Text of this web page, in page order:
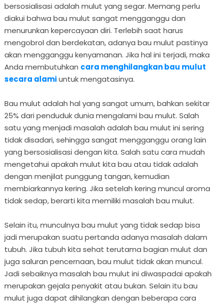
bersosialisasi adalah mulut yang segar. Memang perlu
diakui bahwa bau mulut sangat mengganggu dan
menurunkan kepercayaan diri. Terlebih saat harus
mengobrol dan berdekatan, adanya bau mulut pastinya
akan mengganggu kenyamanan. Jika hal ini terjadi, maka
Anda membutuhkan cara menghilangkan bau mulut
secara alamiuntuk mengatasinya.
Bau mulut adalah hal yang sangat umum, bahkan sekitar
25% dari penduduk dunia mengalami bau mulut. Salah
satu yang menjadi masalah adalah bau mulut ini sering
tidak disadari, sehingga sangat mengganggu orang lain
yang bersosialisasi dengan kita. Salah satu cara mudah
mengetahui apakah mulut kita bau atau tidak adalah
dengan menjilat punggung tangan, kemudian
membiarkannya kering. Jika setelah kering muncul aroma
tidak sedap, berarti kita memiliki masalah bau mulut.
Selain itu, munculnya bau mulut yang tidak sedap bisa
jadi merupakan suatu pertanda adanya masalah dalam
tubuh. Jika tubuh kita sehat terutama bagian mulut dan
juga saluran pencernaan, bau mulut tidak akan muncul.
Jadi sebaiknya masalah bau mulut ini diwaspadai apakah
merupakan gejala penyakit atau bukan. Selain itu bau
mulut juga dapat dihilangkan dengan beberapa cara